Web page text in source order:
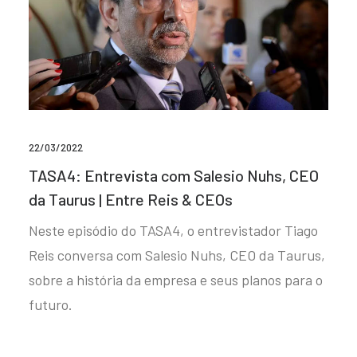
22/03/2022
TASA4: Entrevista com Salesio Nuhs, CEO
da Taurus | Entre Reis & CEOs
Neste episódio do TASA4, o entrevistador Tiago
Reis conversa com Salesio Nuhs, CEO da Taurus,
sobre a história da empresa e seus planos para o
futuro.